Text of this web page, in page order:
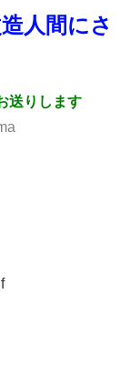
人間にさ
送りします